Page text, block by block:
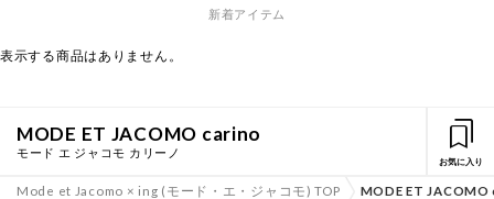
新着アイテム
表示する商品はありません。
MODE ET JACOMO carino
モード エ ジャコモ カリーノ
お気に入り
Mode et Jacomo × ing (モード・エ・ジャコモ) TOP MODE ET